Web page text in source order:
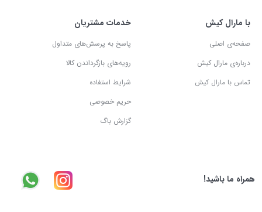
با مارال کیش
صفحه‌ی اصلی
درباره‌ی مارال کیش
تماس با مارال کیش
خدمات مشتریان
پاسخ به پرسش‌های متداول
رویه‌های بازگرداندن کالا
شرایط استفاده
حریم خصوصی
گزارش باگ
همراه ما باشید!